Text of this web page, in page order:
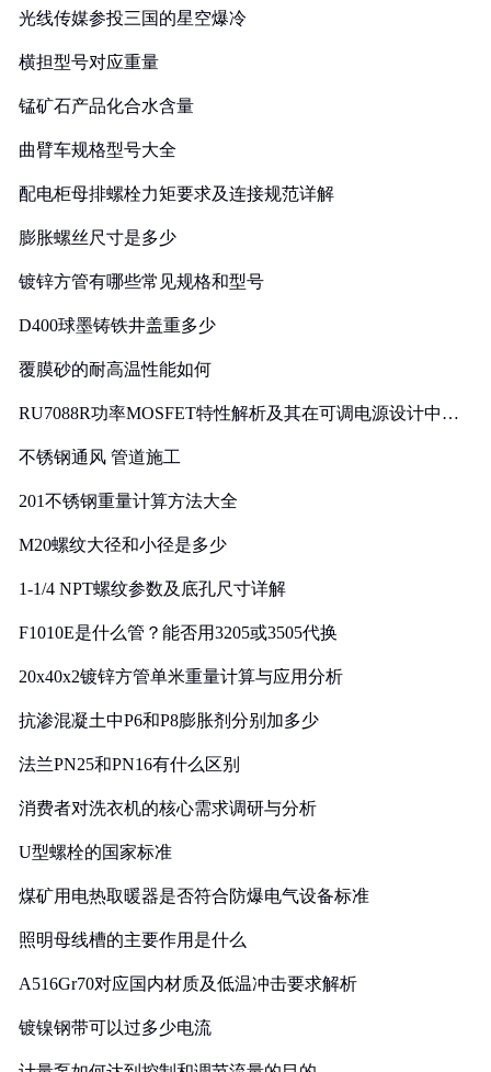
光线传媒参投三国的星空爆冷
横担型号对应重量
锰矿石产品化合水含量
曲臂车规格型号大全
配电柜母排螺栓力矩要求及连接规范详解
膨胀螺丝尺寸是多少
镀锌方管有哪些常见规格和型号
D400球墨铸铁井盖重多少
覆膜砂的耐高温性能如何
RU7088R功率MOSFET特性解析及其在可调电源设计中的
不锈钢通风 管道施工
201不锈钢重量计算方法大全
M20螺纹大径和小径是多少
1-1/4 NPT螺纹参数及底孔尺寸详解
F1010E是什么管？能否用3205或3505代换
20x40x2镀锌方管单米重量计算与应用分析
抗渗混凝土中P6和P8膨胀剂分别加多少
法兰PN25和PN16有什么区别
消费者对洗衣机的核心需求调研与分析
U型螺栓的国家标准
煤矿用电热取暖器是否符合防爆电气设备标准
照明母线槽的主要作用是什么
A516Gr70对应国内材质及低温冲击要求解析
镀镍钢带可以过多少电流